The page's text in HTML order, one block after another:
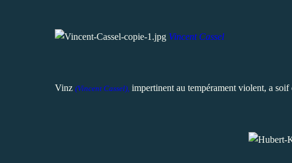
Vincent Cassel
Vinz (Vincent Cassel), impertinent au tempérament violent, a